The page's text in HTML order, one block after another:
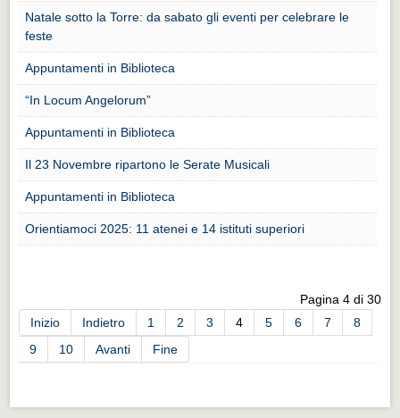
Distretto industriale
Muoversi a Vigevano
Cultura e turismo 4.0
Cultura e turismo 4.0
PROGETTI
PROGETTI
Progetti Realizzati
EVENTI
Natale sotto la Torre: da sabato gli eventi per celebrare le
feste
Appuntamenti in Biblioteca
“In Locum Angelorum”
Appuntamenti in Biblioteca
Il 23 Novembre ripartono le Serate Musicali
Appuntamenti in Biblioteca
Orientiamoci 2025: 11 atenei e 14 istituti superiori
Pagina 4 di 30
Inizio
Indietro 1 2 3 4 5 6 7
8
9
10 Avanti Fine